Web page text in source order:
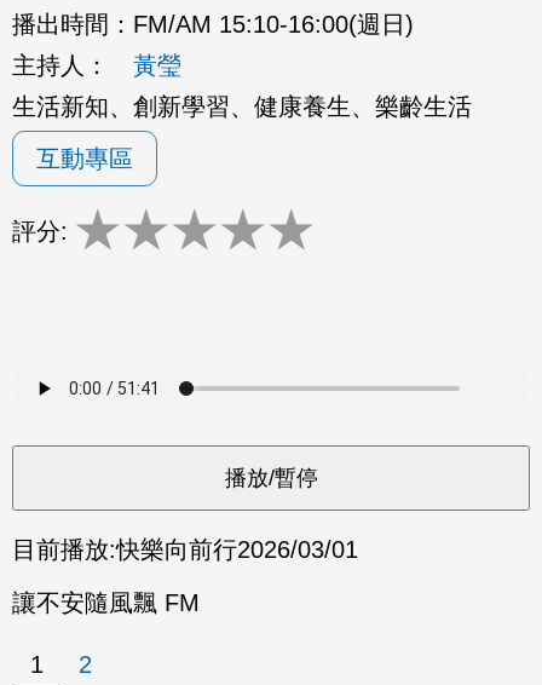
播出時間： FM/AM 15:10-16:00(週日)
主持人：
黃瑩
生活新知、創新學習、健康養生、樂齡生活
互動專區
評分: ★★★★★
目前播放:快樂向前行2026/03/01
讓不安隨風飄 FM
1 2